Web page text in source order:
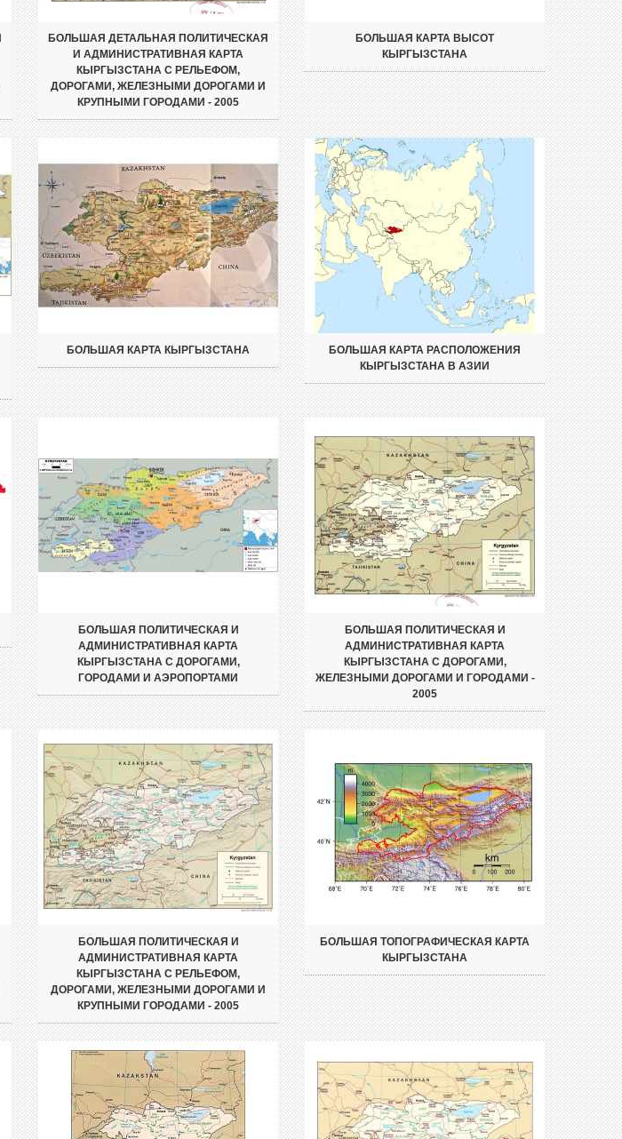
БОЛЬШАЯ ДЕТАЛЬНАЯ ПОЛИТИЧЕСКАЯ
И АДМИНИСТРАТИВНАЯ КАРТА
КЫРГЫЗСТАНА С РЕЛЬЕФОМ,
ДОРОГАМИ, ЖЕЛЕЗНЫМИ ДОРОГАМИ И
КРУПНЫМИ ГОРОДАМИ - 2005
БОЛЬШАЯ КАРТА ВЫСОТ
КЫРГЫЗСТАНА
БОЛЬШАЯ КАРТА КЫРГЫЗСТАНА
БОЛЬШАЯ КАРТА РАСПОЛОЖЕНИЯ
КЫРГЫЗСТАНА В АЗИИ
БОЛЬШАЯ ПОЛИТИЧЕСКАЯ И
АДМИНИСТРАТИВНАЯ КАРТА
КЫРГЫЗСТАНА С ДОРОГАМИ,
ГОРОДАМИ И АЭРОПОРТАМИ
БОЛЬШАЯ ПОЛИТИЧЕСКАЯ И
АДМИНИСТРАТИВНАЯ КАРТА
КЫРГЫЗСТАНА С ДОРОГАМИ,
ЖЕЛЕЗНЫМИ ДОРОГАМИ И ГОРОДАМИ -
2005
БОЛЬШАЯ ПОЛИТИЧЕСКАЯ И
АДМИНИСТРАТИВНАЯ КАРТА
КЫРГЫЗСТАНА С РЕЛЬЕФОМ,
ДОРОГАМИ, ЖЕЛЕЗНЫМИ ДОРОГАМИ И
КРУПНЫМИ ГОРОДАМИ - 2005
БОЛЬШАЯ ТОПОГРАФИЧЕСКАЯ КАРТА
КЫРГЫЗСТАНА